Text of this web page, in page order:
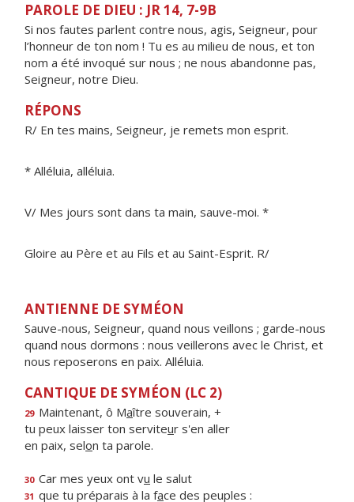
PAROLE DE DIEU : JR 14, 7-9B
Si nos fautes parlent contre nous, agis, Seigneur, pour
l’honneur de ton nom ! Tu es au milieu de nous, et ton
nom a été invoqué sur nous ; ne nous abandonne pas,
Seigneur, notre Dieu.
RÉPONS
R/ En tes mains, Seigneur, je remets mon esprit.
* Alléluia, alléluia.
V/ Mes jours sont dans ta main, sauve-moi. *
Gloire au Père et au Fils et au Saint-Esprit. R/
ANTIENNE DE SYMÉON
Sauve-nous, Seigneur, quand nous veillons ; garde-nous
quand nous dormons : nous veillerons avec le Christ, et
nous reposerons en paix. Alléluia.
CANTIQUE DE SYMÉON (LC 2)
29 Maintenant, ô Maître souverain, +
tu peux laisser ton serviteur s'en aller
en paix, selon ta parole.
30 Car mes yeux ont vu le salut
31 que tu préparais à la face des peuples :